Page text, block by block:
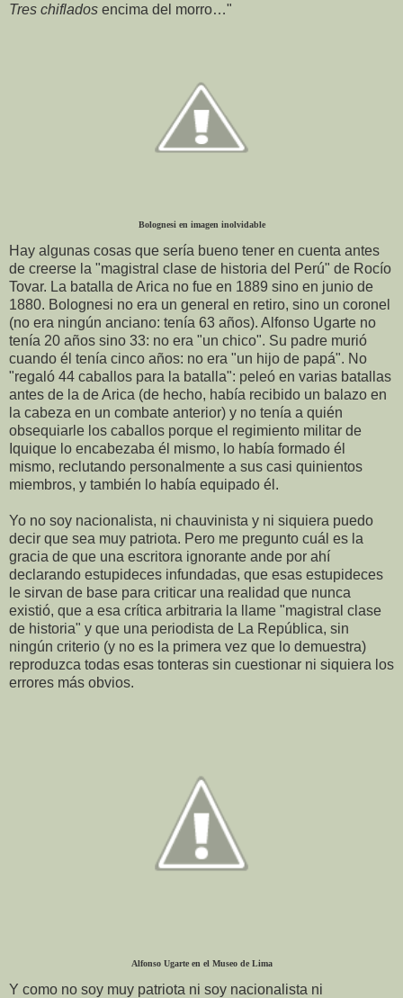
Tres chiflados encima del morro…"
Bolognesi en imagen inolvidable
Hay algunas cosas que sería bueno tener en cuenta antes
de creerse la "magistral clase de historia del Perú" de Rocío
Tovar. La batalla de Arica no fue en 1889 sino en junio de
1880. Bolognesi no era un general en retiro, sino un coronel
(no era ningún anciano: tenía 63 años). Alfonso Ugarte no
tenía 20 años sino 33: no era "un chico". Su padre murió
cuando él tenía cinco años: no era "un hijo de papá". No
"regaló 44 caballos para la batalla": peleó en varias batallas
antes de la de Arica (de hecho, había recibido un balazo en
la cabeza en un combate anterior) y no tenía a quién
obsequiarle los caballos porque el regimiento militar de
Iquique lo encabezaba él mismo, lo había formado él
mismo, reclutando personalmente a sus casi quinientos
miembros, y también lo había equipado él.
Yo no soy nacionalista, ni chauvinista y ni siquiera puedo
decir que sea muy patriota. Pero me pregunto cuál es la
gracia de que una escritora ignorante ande por ahí
declarando estupideces infundadas, que esas estupideces
le sirvan de base para criticar una realidad que nunca
existió, que a esa crítica arbitraria la llame "magistral clase
de historia" y que una periodista de La República, sin
ningún criterio (y no es la primera vez que lo demuestra)
reproduzca todas esas tonteras sin cuestionar ni siquiera los
errores más obvios.
Alfonso Ugarte en el Museo de Lima
Y como no soy muy patriota ni soy nacionalista ni